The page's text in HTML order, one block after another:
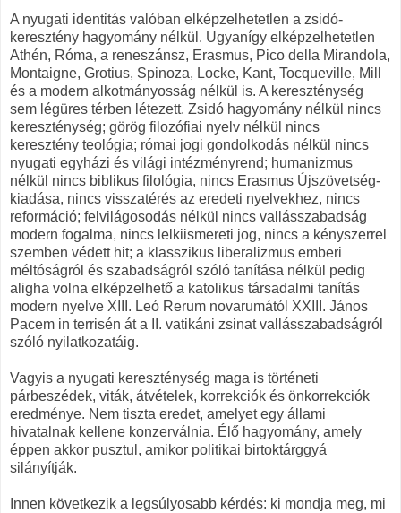
A nyugati identitás valóban elképzelhetetlen a zsidó-
keresztény hagyomány nélkül. Ugyanígy elképzelhetetlen
Athén, Róma, a reneszánsz, Erasmus, Pico della Mirandola,
Montaigne, Grotius, Spinoza, Locke, Kant, Tocqueville, Mill
és a modern alkotmányosság nélkül is. A kereszténység
sem légüres térben létezett. Zsidó hagyomány nélkül nincs
kereszténység; görög filozófiai nyelv nélkül nincs
keresztény teológia; római jogi gondolkodás nélkül nincs
nyugati egyházi és világi intézményrend; humanizmus
nélkül nincs biblikus filológia, nincs Erasmus Újszövetség-
kiadása, nincs visszatérés az eredeti nyelvekhez, nincs
reformáció; felvilágosodás nélkül nincs vallásszabadság
modern fogalma, nincs lelkiismereti jog, nincs a kényszerrel
szemben védett hit; a klasszikus liberalizmus emberi
méltóságról és szabadságról szóló tanítása nélkül pedig
aligha volna elképzelhető a katolikus társadalmi tanítás
modern nyelve XIII. Leó Rerum novarumától XXIII. János
Pacem in terrisén át a II. vatikáni zsinat vallásszabadságról
szóló nyilatkozatáig.
Vagyis a nyugati kereszténység maga is történeti
párbeszédek, viták, átvételek, korrekciók és önkorrekciók
eredménye. Nem tiszta eredet, amelyet egy állami
hivatalnak kellene konzerválnia. Élő hagyomány, amely
éppen akkor pusztul, amikor politikai birtoktárggyá
silányítják.
Innen következik a legsúlyosabb kérdés: ki mondja meg, mi